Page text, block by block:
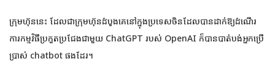
ក្រុមហ៊ុននេះ ដែលជាក្រុមហ៊ុនដំបូងគេនៅក្នុងប្រទេសចិនដែលបានដាក់ឱ្យដំណើរ
ការកម្មវិធីប្រកួតប្រជែងជាមួយ ChatGPT របស់ OpenAI ក៏បានបាត់បង់អ្នកប្រើ
ប្រាស់ chatbot ផងដែរ។